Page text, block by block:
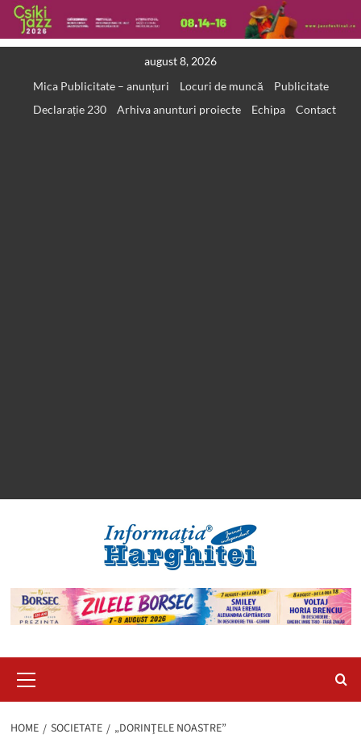
august 8, 2026
Mica Publicitate – anunțuri
Locuri de muncă
Publicitate
Declarație 230
Arhiva anunturi proiecte Echipa Contact
Menu
HOME SOCIETATE „DORINŢELE NOASTRE”